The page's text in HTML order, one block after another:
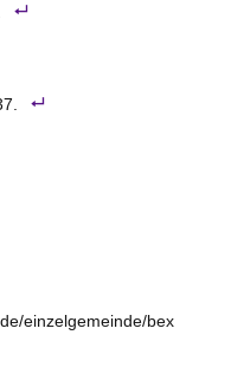
einzelgemeinde/bex